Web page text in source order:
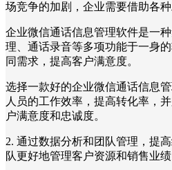
场竞争的加剧，企业需要借助各
企业微信通话信息管理软件是一
理、通话录音等多项功能于一身
同需求，提高客户满意度。
选择一款好的企业微信通话信息
人员的工作效率，提高转化率，
户满意度和忠诚度。
2. 通过数据分析和团队管理，提
队更好地管理客户资源和销售业绩